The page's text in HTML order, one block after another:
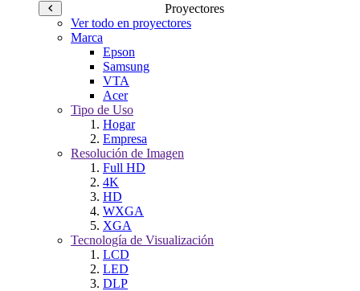
Proyectores
Ver todo en proyectores
Marca
Epson
Samsung
VTA
Acer
Tipo de Uso
Hogar
Empresa
Resolución de Imagen
Full HD
4K
HD
WXGA
XGA
Tecnología de Visualización
LCD
LED
DLP